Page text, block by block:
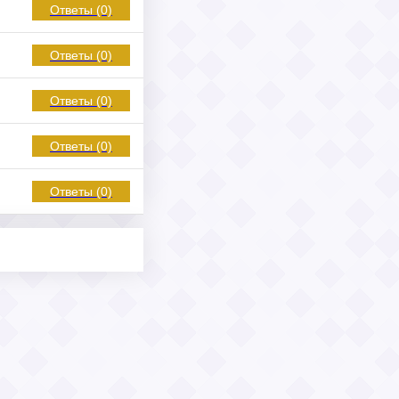
Ответы (0)
Ответы (0)
Ответы (0)
Ответы (0)
Ответы (0)